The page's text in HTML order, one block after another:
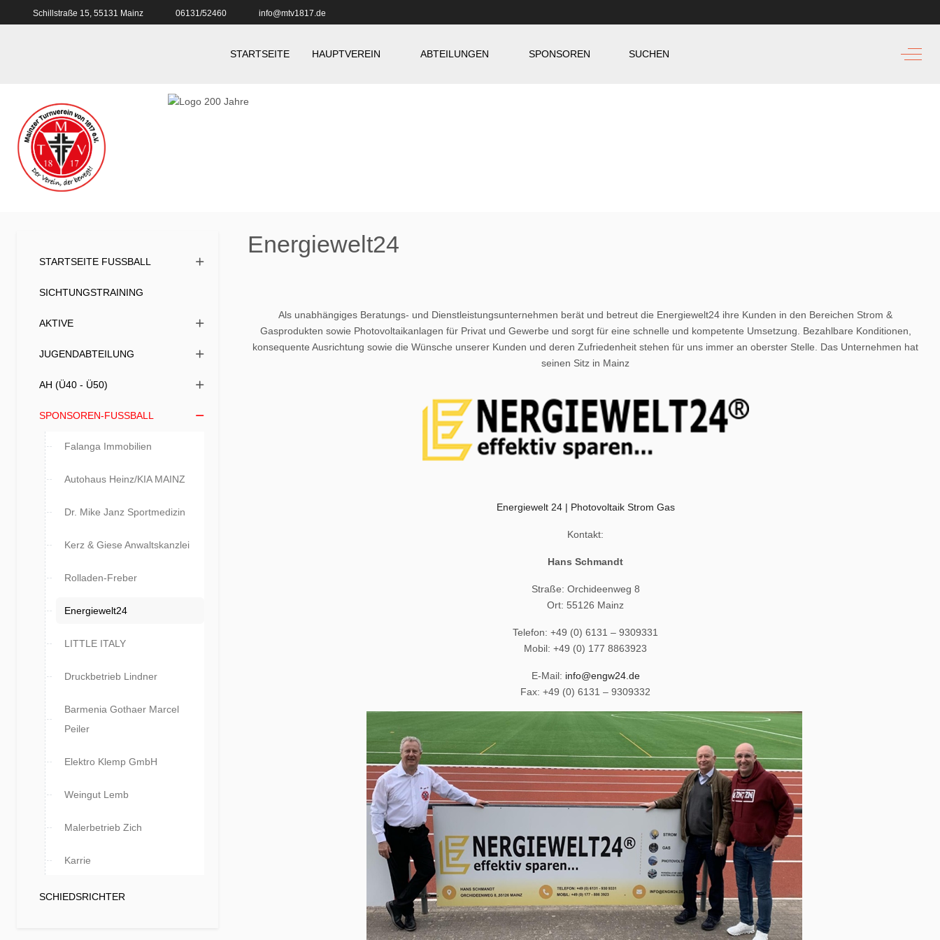
Schillstraße 15, 55131 Mainz 06131/52460 info@mtv1817.de
STARTSEITE HAUPTVEREIN ABTEILUNGEN SPONSOREN SUCHEN Off-
STARTSEITE FUSSBALL
SICHTUNGSTRAINING
AKTIVE
JUGENDABTEILUNG
AH (Ü40 - Ü50)
SPONSOREN-FUSSBALL
Falanga Immobilien
Autohaus Heinz/KIA MAINZ
Dr. Mike Janz Sportmedizin
Kerz & Giese Anwaltskanzlei
Rolladen-Freber
Energiewelt24
LITTLE ITALY
Druckbetrieb Lindner
Barmenia Gothaer Marcel
Peiler
Elektro Klemp GmbH
Weingut Lemb
Malerbetrieb Zich
Karrie
SCHIEDSRICHTER
Energiewelt24
Als unabhängiges Beratungs- und Dienstleistungsunternehmen berät und betreut die Energiewelt24 ihre Kunden in den Bereichen Strom &
Gasprodukten sowie Photovoltaikanlagen für Privat und Gewerbe und sorgt für eine schnelle und kompetente Umsetzung. Bezahlbare Konditionen,
konsequente Ausrichtung sowie die Wünsche unserer Kunden und deren Zufriedenheit stehen für uns immer an oberster Stelle. Das Unternehmen hat
seinen Sitz in Mainz
Energiewelt 24 | Photovoltaik Strom Gas
Kontakt:
Hans Schmandt
Straße: Orchideenweg 8
Ort: 55126 Mainz
Telefon: +49 (0) 6131 – 9309331
Mobil: +49 (0) 177 8863923
E-Mail: info@engw24.de
Fax: +49 (0) 6131 – 9309332